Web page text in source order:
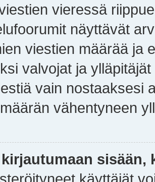
vieressä
näyttävät
viestien määrää ja
valvojat ja
vain nostaaksesi
vähentyneen
sisään,
käyttäjät